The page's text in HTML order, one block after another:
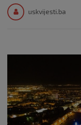
uskvijesti.ba